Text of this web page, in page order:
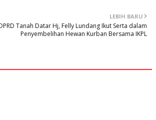
LEBIH BARU
Tanah Datar Hj, Felly Lundang Ikut Serta dalam
Penyembelihan Hewan Kurban Bersama IKPL